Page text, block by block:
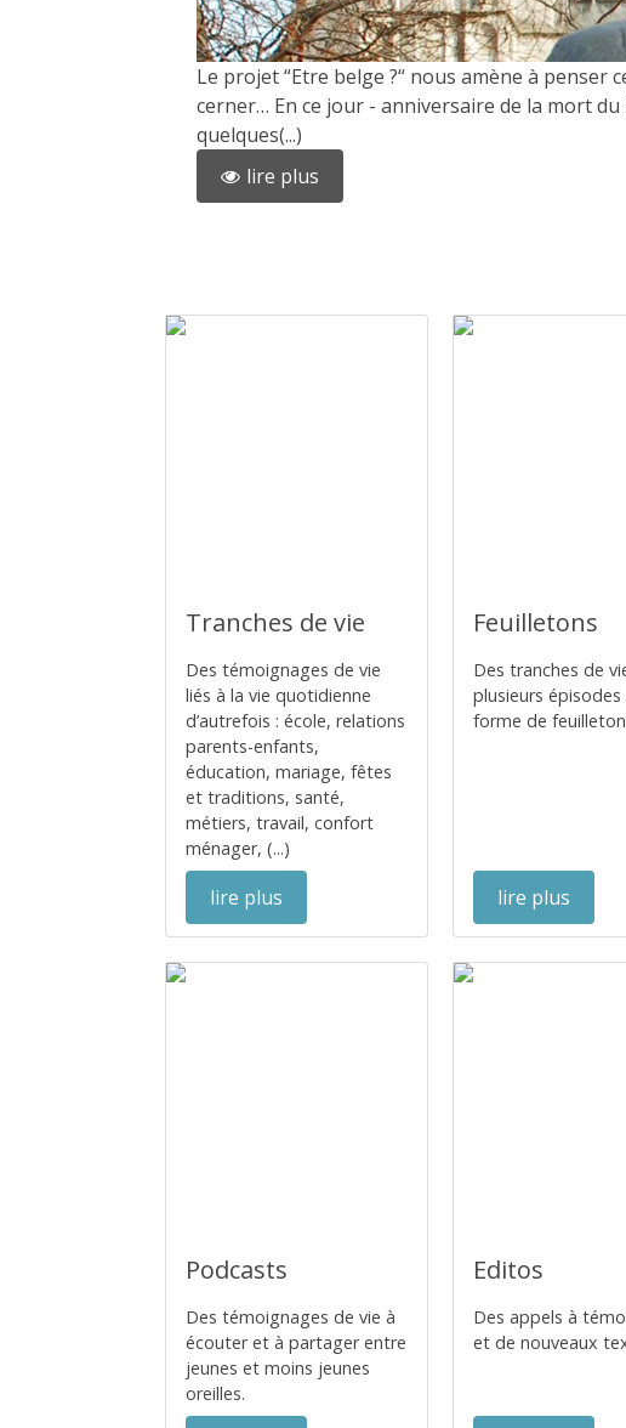
Le projet “Etre belge ?“ nous amène à penser
cerner… En ce jour - anniversaire de la mort du
quelques(...)
lire plus
Tranches de vie
Des témoignages de vie
liés à la vie quotidienne
d’autrefois : école, relations
parents-enfants,
éducation, mariage, fêtes
et traditions, santé,
métiers, travail, confort
ménager, (...)
lire plus
Feuilletons
Des tranches de
plusieurs épisodes
forme de
lire plus
Podcasts
Des témoignages de vie à
écouter et à partager entre
jeunes et moins jeunes
oreilles.
Editos
Des appels à
et de nouveaux